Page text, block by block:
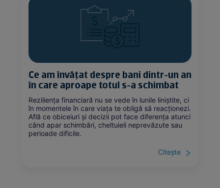
Ce am învățat despre bani dintr-un an
în care aproape totul s-a schimbat
Reziliența financiară nu se vede în lunile liniștite, ci
în momentele în care viața te obligă să reacționezi.
Află ce obiceiuri și decizii pot face diferența atunci
când apar schimbări, cheltuieli neprevăzute sau
perioade dificile.
Citește